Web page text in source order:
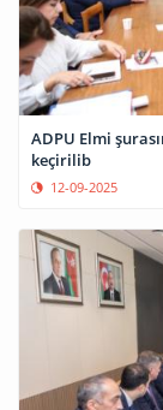
ADPU Elmi
keçirilib
12-09-2025